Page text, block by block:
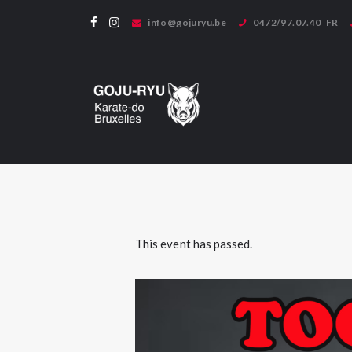
info@gojuryu.be 0472/97.07.40 FR
This event has passed.